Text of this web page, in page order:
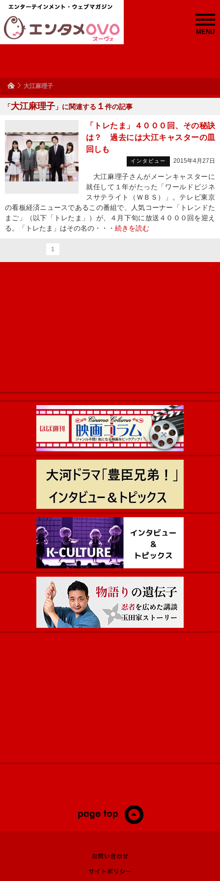
MENU
大江麻理子
「大江麻理子 」に関連する １ 件の記事
「トレたま」４０００回、その秘訣
は？ 過去には大江キャスターの皿
回しも
インタビュー 2015年4月27日
大江麻理子さんがメーンキャスターに
就任して１年がたった「ワールドビジネ
スサテライト（ＷＢＳ）」。テレビ東京
の看板経済ニュースであるこの番組で、人気コーナー「トレンドた
まご」（以下「トレたま」）が、４月下旬に放送４０００回を迎え
る。「トレたま」はその名の・・・ 続きを読む
1